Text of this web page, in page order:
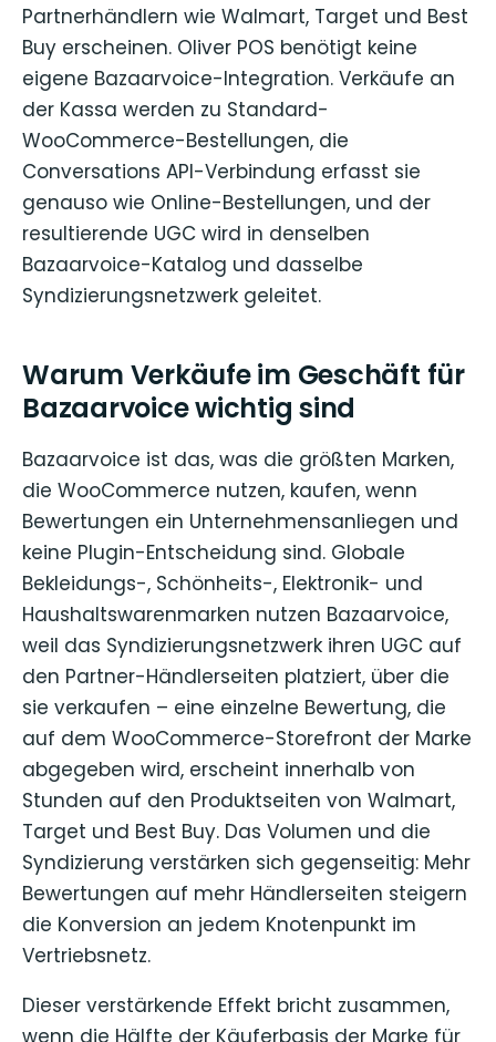
Partnerhändlern wie Walmart, Target und Best
Buy erscheinen. Oliver POS benötigt keine
eigene Bazaarvoice-Integration. Verkäufe an
der Kassa werden zu Standard-
WooCommerce-Bestellungen, die
Conversations API-Verbindung erfasst sie
genauso wie Online-Bestellungen, und der
resultierende UGC wird in denselben
Bazaarvoice-Katalog und dasselbe
Syndizierungsnetzwerk geleitet.
Warum Verkäufe im Geschäft für
Bazaarvoice wichtig sind
Bazaarvoice ist das, was die größten Marken,
die WooCommerce nutzen, kaufen, wenn
Bewertungen ein Unternehmensanliegen und
keine Plugin-Entscheidung sind. Globale
Bekleidungs-, Schönheits-, Elektronik- und
Haushaltswarenmarken nutzen Bazaarvoice,
weil das Syndizierungsnetzwerk ihren UGC auf
den Partner-Händlerseiten platziert, über die
sie verkaufen – eine einzelne Bewertung, die
auf dem WooCommerce-Storefront der Marke
abgegeben wird, erscheint innerhalb von
Stunden auf den Produktseiten von Walmart,
Target und Best Buy. Das Volumen und die
Syndizierung verstärken sich gegenseitig: Mehr
Bewertungen auf mehr Händlerseiten steigern
die Konversion an jedem Knotenpunkt im
Vertriebsnetz.
Dieser verstärkende Effekt bricht zusammen,
wenn die Hälfte der Käuferbasis der Marke für